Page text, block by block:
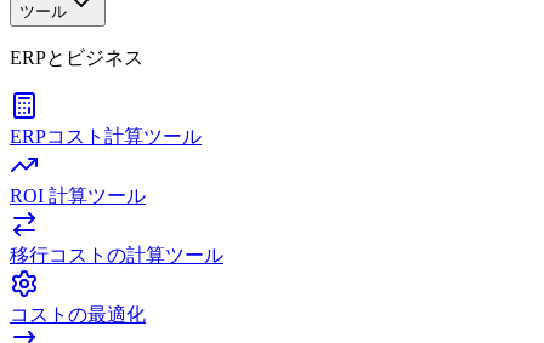
ツール
ERPとビジネス
ERPコスト計算ツール
ROI 計算ツール
移行コストの計算ツール
コストの最適化